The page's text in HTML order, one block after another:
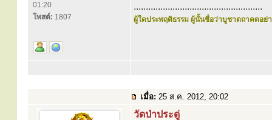
01:20
โพสต์: 1807
.....................................................
ผู้ใดประพฤติธรรม ผู้นั้นชื่อว่าบูชาตถาคตอย่า
เมื่อ: 25 ส.ค. 2012, 20:02
วัดป่าประดู่